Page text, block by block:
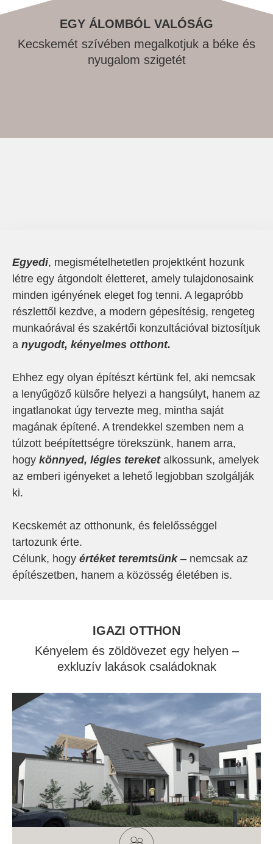
EGY ÁLOMBÓL VALÓSÁG
Kecskemét szívében megalkotjuk a béke és
nyugalom szigetét
Egyedi, megismételhetetlen projektként hozunk
létre egy átgondolt életteret, amely tulajdonosaink
minden igényének eleget fog tenni. A legapróbb
részlettől kezdve, a modern gépesítésig, rengeteg
munkaórával és szakértői konzultációval biztosítjuk
a nyugodt, kényelmes otthont.
Ehhez egy olyan építészt kértünk fel, aki nemcsak
a lenyűgöző külsőre helyezi a hangsúlyt, hanem az
ingatlanokat úgy tervezte meg, mintha saját
magának építené. A trendekkel szemben nem a
túlzott beépítettségre törekszünk, hanem arra,
hogy könnyed, légies tereketalkossunk, amelyek
az emberi igényeket a lehető legjobban szolgálják
ki.
Kecskemét az otthonunk, és felelősséggel
tartozunk érte.
Célunk, hogy értéket teremtsünk– nemcsak az
építészetben, hanem a közösség életében is.
IGAZI OTTHON
Kényelem és zöldövezet egy helyen –
exkluzív lakások családoknak